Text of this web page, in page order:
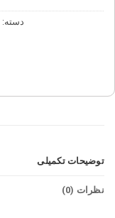
دسته:
توضیحات تکمیلی
نظرات (0)